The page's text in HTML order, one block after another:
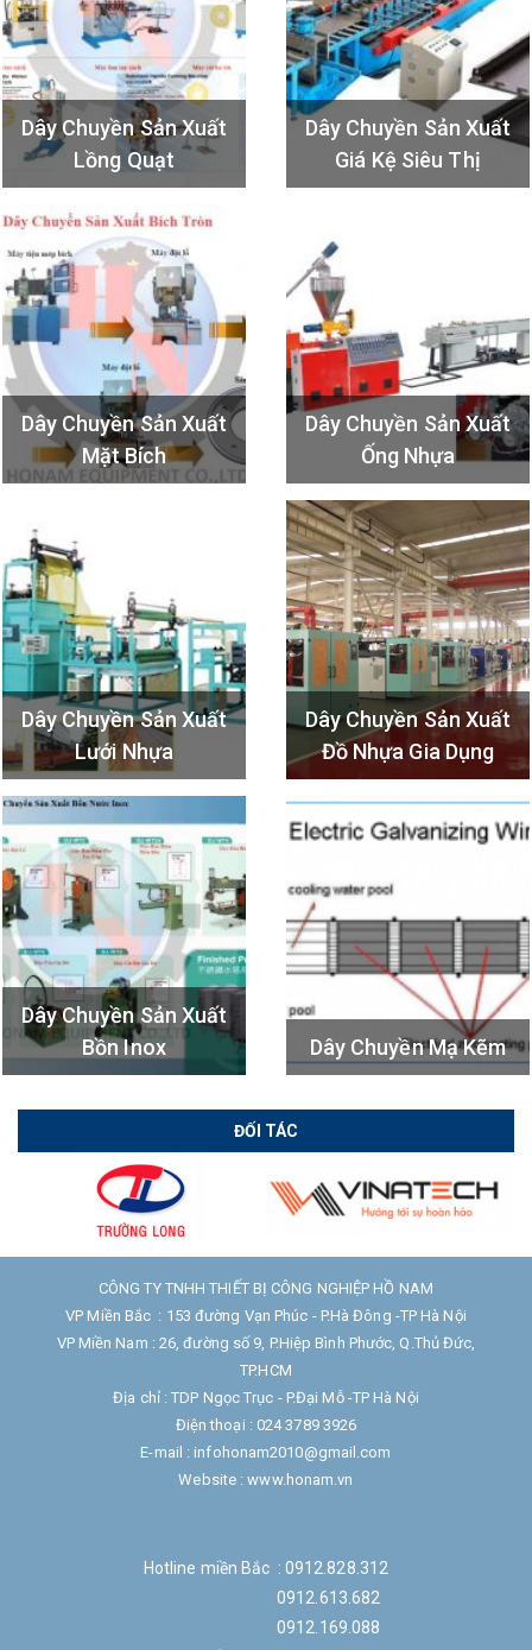
Dây Chuyền Sản Xuất
Lồng Quạt
Dây Chuyền Sản Xuất
Giá Kệ Siêu Thị
Dây Chuyền Sản Xuất
Mặt Bích
Dây Chuyền Sản Xuất
Ống Nhựa
Dây Chuyền Sản Xuất
Lưới Nhựa
Dây Chuyền Sản Xuất
Đồ Nhựa Gia Dụng
Dây Chuyền Sản Xuất
Bồn Inox
Dây Chuyền Mạ Kẽm
ĐỐI TÁC
CÔNG TY TNHH THIẾT BỊ CÔNG NGHIỆP HỒ NAM
VP Miền Bắc : 153 đường Vạn Phúc - P.Hà Đông -TP Hà Nội
VP Miền Nam : 26, đường số 9, P.Hiệp Bình Phước, Q.Thủ Đức,
TP.HCM
Địa chỉ : TDP Ngọc Trục - P.Đại Mỗ -TP Hà Nội
Điện thoại : 024 3789 3926
E-mail : infohonam2010@gmail.com
Website : www.honam.vn
Hotline miền Bắc : 0912.828.312
0912.613.682
0912.169.088